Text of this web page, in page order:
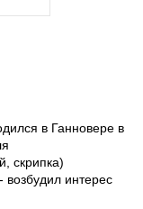
в Ганновере в
скрипка)
возбудил интерес